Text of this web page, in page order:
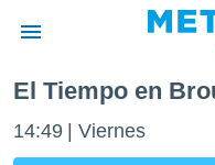
de
El Tiempo en
14:50 Viernes